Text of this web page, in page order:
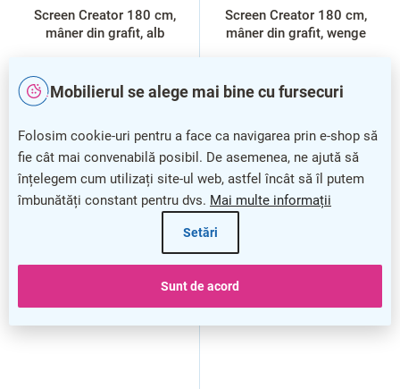
Mobilierul se alege mai bine cu fursecuri
Folosim cookie-uri pentru a face ca navigarea prin e-shop să
fie cât mai convenabilă posibil. De asemenea, ne ajută să
înțelegem cum utilizați site-ul web, astfel încât să îl putem
îmbunătăți constant pentru dvs. Mai multe informații
Setări
Sunt de acord
Screen Creator 180 cm,
mâner din grafit, alb
Screen Creator 180 cm,
mâner din grafit, wenge